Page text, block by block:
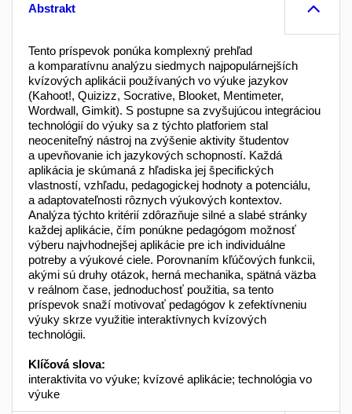
Abstrakt
Tento príspevok ponúka komplexný prehľad
a komparatívnu analýzu siedmych najpopulárnejších
kvízových aplikácii používaných vo výuke jazykov
(Kahoot!, Quizizz, Socrative, Blooket, Mentimeter,
Wordwall, Gimkit). S postupne sa zvyšujúcou integráciou
technológií do výuky sa z týchto platforiem stal
neoceniteľný nástroj na zvýšenie aktivity študentov
a upevňovanie ich jazykových schopností. Každá
aplikácia je skúmaná z hľadiska jej špecifických
vlastností, vzhľadu, pedagogickej hodnoty a potenciálu,
a adaptovateľnosti rôznych výukových kontextov.
Analýza týchto kritérií zdôrazňuje silné a slabé stránky
každej aplikácie, čím ponúkne pedagógom možnosť
výberu najvhodnejšej aplikácie pre ich individuálne
potreby a výukové ciele. Porovnaním kľúčových funkcii,
akými sú druhy otázok, herná mechanika, spätná väzba
v reálnom čase, jednoduchosť použitia, sa tento
príspevok snaží motivovať pedagógov k zefektívneniu
výuky skrze využitie interaktívnych kvízových
technológii.
Klíčová slova:
interaktivita vo výuke; kvízové aplikácie; technológia vo
výuke